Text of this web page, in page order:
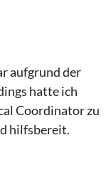
aufgrund der
hatte ich
Coordinator zu
hilfsbereit.